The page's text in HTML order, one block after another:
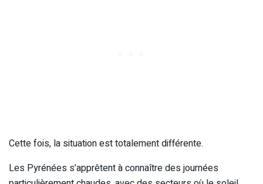
Cette fois, la situation est totalement différente.
Les Pyrénées s’apprêtent à connaître des journées